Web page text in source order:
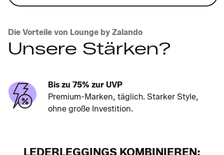
Die Vorteile von Lounge by Zalando
Unsere Stärken?
Bis zu 75% zur UVP
Premium-Marken, täglich. Starker Style,
ohne große Investition.
LEDERLEGGINGS KOMBINIEREN: